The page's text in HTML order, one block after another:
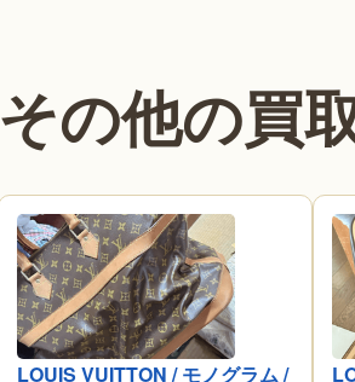
その他の買
LOUIS VUITTON / モノグラム /